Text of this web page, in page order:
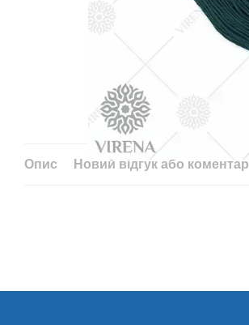
Опис Новий відгук або коментар